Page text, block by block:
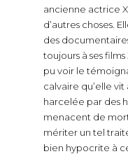
ancienne actrice
d’autres choses.
des
toujours à ses
pu voir le
calvaire qu’elle vit
harcelée par des
menacent de
mériter un tel
bien hypocrite à